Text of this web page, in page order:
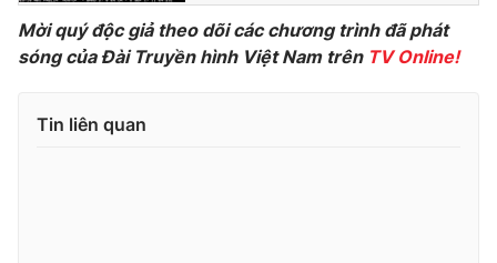
Chuyên mục khác
Emagazine Podcast
Photo
Mời quý độc giả theo dõi các chương trình đã phát
sóng của Đài Truyền hình Việt Nam trên TV Online!
Tin liên quan